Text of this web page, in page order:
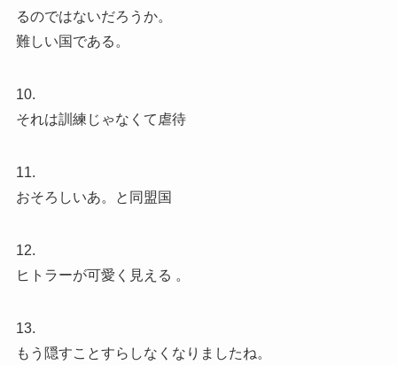
るのではないだろうか。
難しい国である。
10.
それは訓練じゃなくて虐待
11.
おそろしいあ。と同盟国
12.
ヒトラーが可愛く見える 。
13.
もう隠すことすらしなくなりましたね。